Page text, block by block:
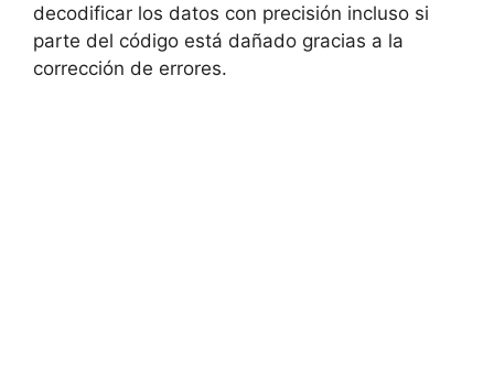
decodificar los datos con precisión incluso si
parte del código está dañado gracias a la
corrección de errores.